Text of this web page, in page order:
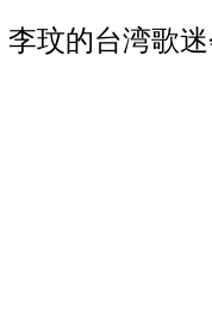
李玟的台湾歌